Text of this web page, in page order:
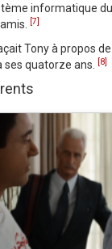
informatique du
[7]
Tony à propos
ses quatorze ans.
[8]